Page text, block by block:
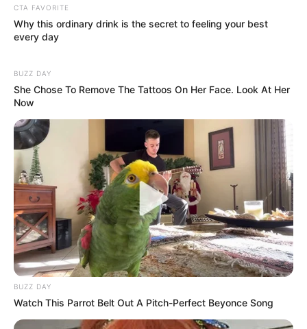
CTA FAVORITE
Why this ordinary drink is the secret to feeling your best
every day
BUZZ DAY
She Chose To Remove The Tattoos On Her Face. Look At Her
Now
BUZZ DAY
Watch This Parrot Belt Out A Pitch-Perfect Beyonce Song